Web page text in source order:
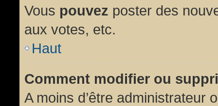
Vous pouvez poster des
aux votes, etc.
Haut
Comment modifier ou
A moins d’être administrateur